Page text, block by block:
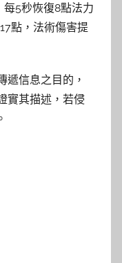
5秒恢復8點法力
點，法術傷害提
遞信息之目的，
實其描述，若侵